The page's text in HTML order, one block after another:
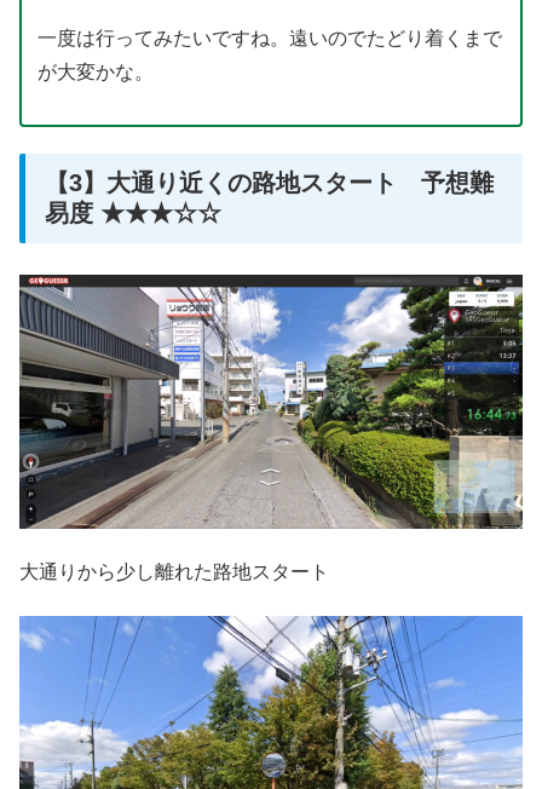
一度は行ってみたいですね。遠いのでたどり着くまで
が大変かな。
【3】大通り近くの路地スタート 予想難
易度 ★★★☆☆
大通りから少し離れた路地スタート